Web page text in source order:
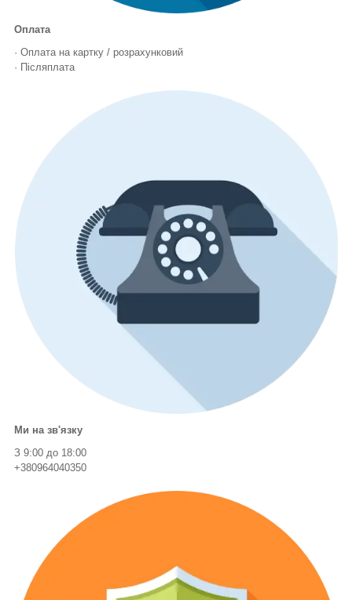
Оплата
· Оплата на картку / розрахунковий
· Післяплата
Ми на зв'язку
З 9:00 до 18:00
+380964040350